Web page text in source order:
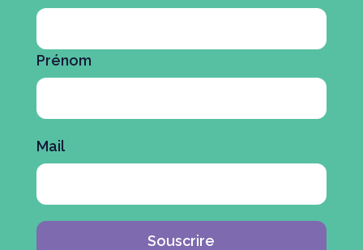
Prénom
Mail
Souscrire